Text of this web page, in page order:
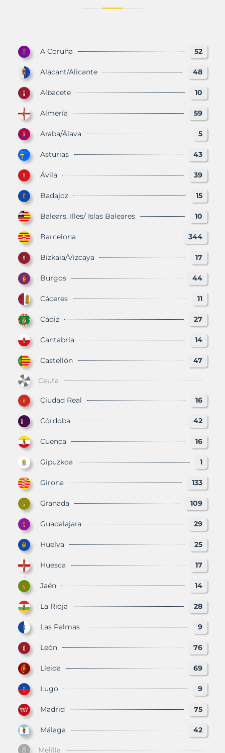
A Coruña 52
Alacant/Alicante 48
Albacete 10
Almería 59
Araba/Álava 5
Asturias 43
Ávila 39
Badajoz 15
Balears, Illes/ Islas Baleares 10
Barcelona 344
Bizkaia/Vizcaya 17
Burgos 44
Cáceres 11
Cádiz 27
Cantabria 14
Castellón 47
Ceuta
Ciudad Real 16
Córdoba 42
Cuenca 16
Gipuzkoa 1
Girona 133
Granada 109
Guadalajara 29
Huelva 25
Huesca 17
Jaén 14
La Rioja 28
Las Palmas 9
León 76
Lleida 69
Lugo 9
Madrid 75
Málaga 42
Melilla